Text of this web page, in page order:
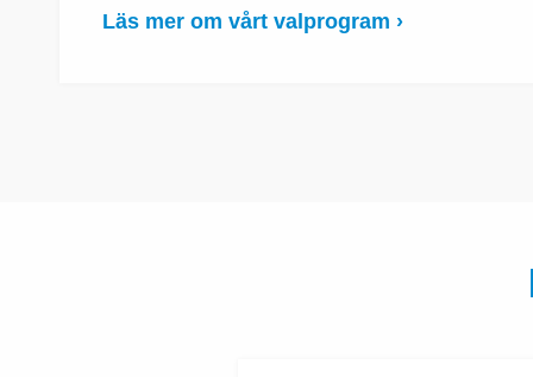
Läs mer om vårt valprogram ›